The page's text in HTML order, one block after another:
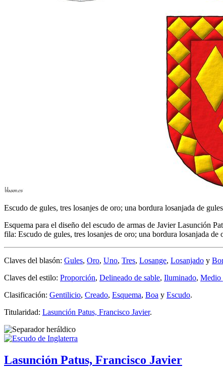
Escudo de gules, tres losanjes de oro; una bordura losanjada de
Esquema para el diseño del escudo de armas de Javier Lasunción
fila: Escudo de gules, tres losanjes de oro; una bordura losanjada de
Claves del blasón: Gules, Oro, Uno, Tres, Losange, Losanjado y
Claves del estilo: Proporción, Delineado de sable, Iluminado, Medio
Clasificación: Gentilicio, Creado, Esquema, Boa y Escudo.
Titularidad: Lasunción Patus, Francisco Javier.
Lasunción Patus, Francisco Javier